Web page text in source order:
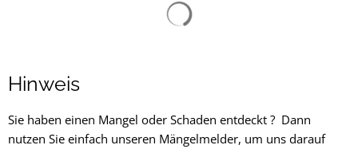
Hinweis
Sie haben einen Mangel oder Schaden entdeckt ? Dann
nutzen Sie einfach unseren Mängelmelder, um uns darauf